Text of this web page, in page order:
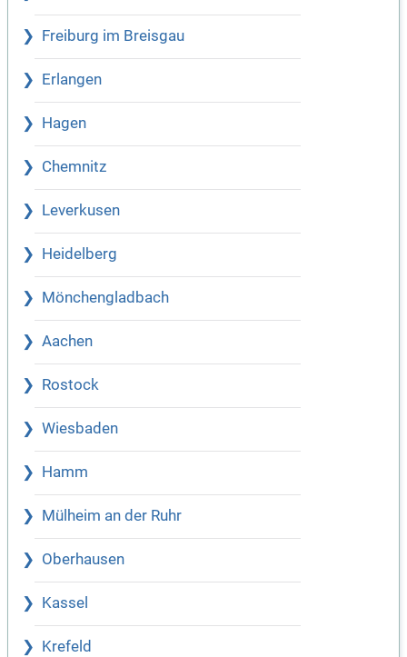
Freiburg im Breisgau
Erlangen
Hagen
Chemnitz
Leverkusen
Heidelberg
Mönchengladbach
Aachen
Rostock
Wiesbaden
Hamm
Mülheim an der Ruhr
Oberhausen
Kassel
Krefeld